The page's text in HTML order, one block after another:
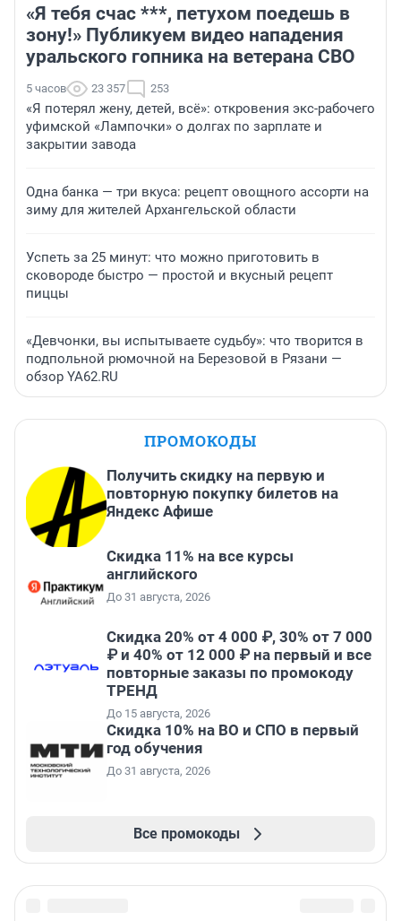
«Я тебя счас ***, петухом поедешь в
зону!» Публикуем видео нападения
уральского гопника на ветерана СВО
5 часов 23 357 253
«Я потерял жену, детей, всё»: откровения экс-рабочего
уфимской «Лампочки» о долгах по зарплате и
закрытии завода
Одна банка — три вкуса: рецепт овощного ассорти на
зиму для жителей Архангельской области
Успеть за 25 минут: что можно приготовить в
сковороде быстро — простой и вкусный рецепт
пиццы
«Девчонки, вы испытываете судьбу»: что творится в
подпольной рюмочной на Березовой в Рязани —
обзор YA62.RU
ПРОМОКОДЫ
Получить скидку на первую и
повторную покупку билетов на
Яндекс Афише
Скидка 11% на все курсы
английского
До 31 августа, 2026
Скидка 20% от 4 000 ₽, 30% от 7 000
₽ и 40% от 12 000 ₽ на первый и все
повторные заказы по промокоду
ТРЕНД
До 15 августа, 2026
Скидка 10% на ВО и СПО в первый
год обучения
До 31 августа, 2026
Все промокоды